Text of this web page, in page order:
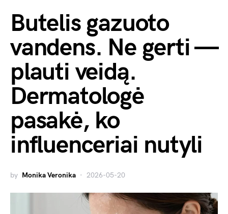
Butelis gazuoto
vandens. Ne gerti —
plauti veidą.
Dermatologė
pasakė, ko
influenceriai nutyli
by Monika Veronika 2026-05-20